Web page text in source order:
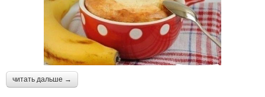
читать дальше →